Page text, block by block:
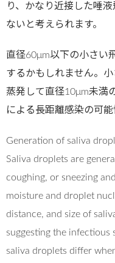
り、かなり近接した唾
ないと考えられます。
直径60μm以下の小さい
するかもしれません。
蒸発して直径10μm未満
による長距離感染の可能
Generation of saliva
Saliva droplets are
coughing, or sneezing
moisture and droplet
distance, and size of
suggesting the infectious
saliva droplets differ